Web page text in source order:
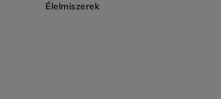
Élelmiszerek